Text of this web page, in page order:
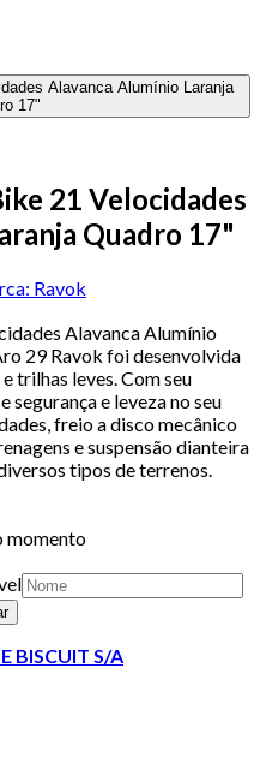
21 Velocidades
Quadro 17"
Ravok
Alavanca Alumínio
29 Ravok foi desenvolvida
trilhas leves. Com seu
e leveza no seu
freio a disco mecânico
e suspensão dianteira
tipos de terrenos.
momento
BISCUIT S/A